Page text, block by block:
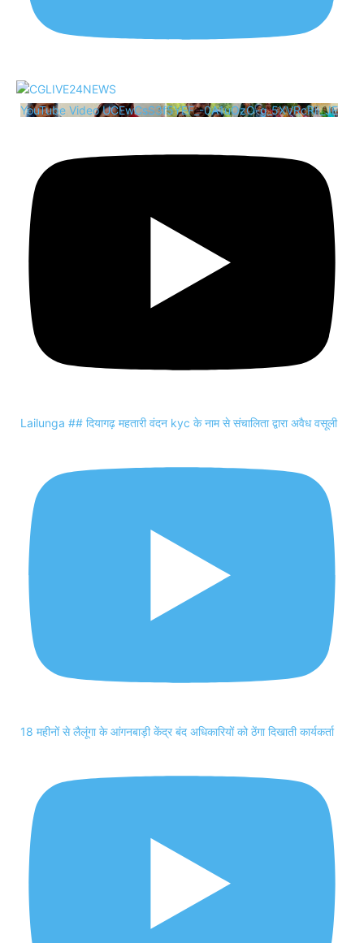
YouTube Video UCEwCsS3f5YEF_-0A1uOzO-g_5XVRcRii_JE
Lailunga ## दियागढ़ महतारी वंदन kyc के नाम से संचालिता द्वारा अवैध वसूली
18 महीनों से लैलूंगा के आंगनबाड़ी केंद्र बंद अधिकारियों को ठेंगा दिखाती कार्यकर्ता